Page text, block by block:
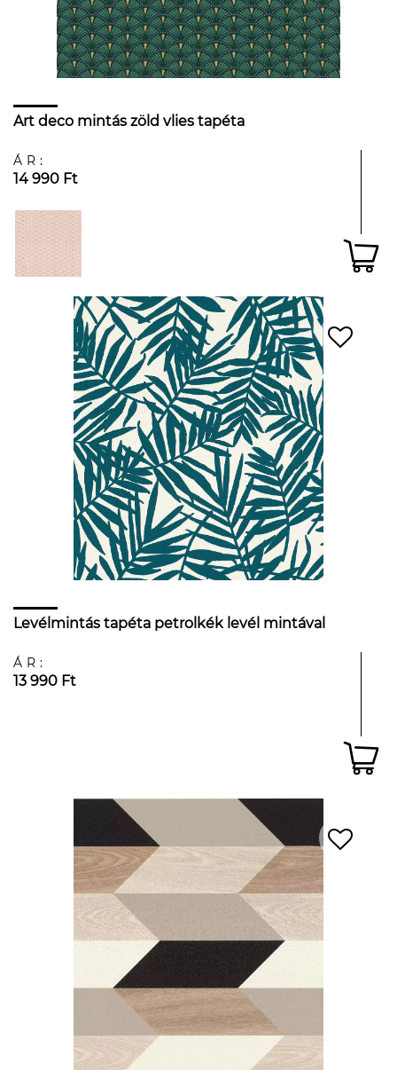
Art deco mintás zöld vlies tapéta
ÁR:
14 990 Ft
Levélmintás tapéta petrolkék levél mintával
ÁR:
13 990 Ft